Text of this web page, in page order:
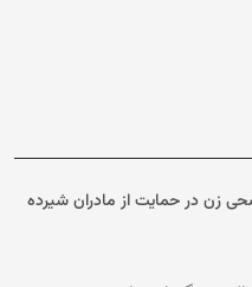
زن در حمایت از مادران شیرده